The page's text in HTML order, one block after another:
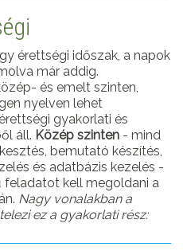
érettségi időszak, a napok
már addig.
és emelt szinten,
nyelven lehet
gyakorlati és
áll. Közép szinten - mind
bemutató készítés,
és adatbázis kezelés -
kell megoldani a
Nagy vonalakban a
ez a gyakorlati rész: